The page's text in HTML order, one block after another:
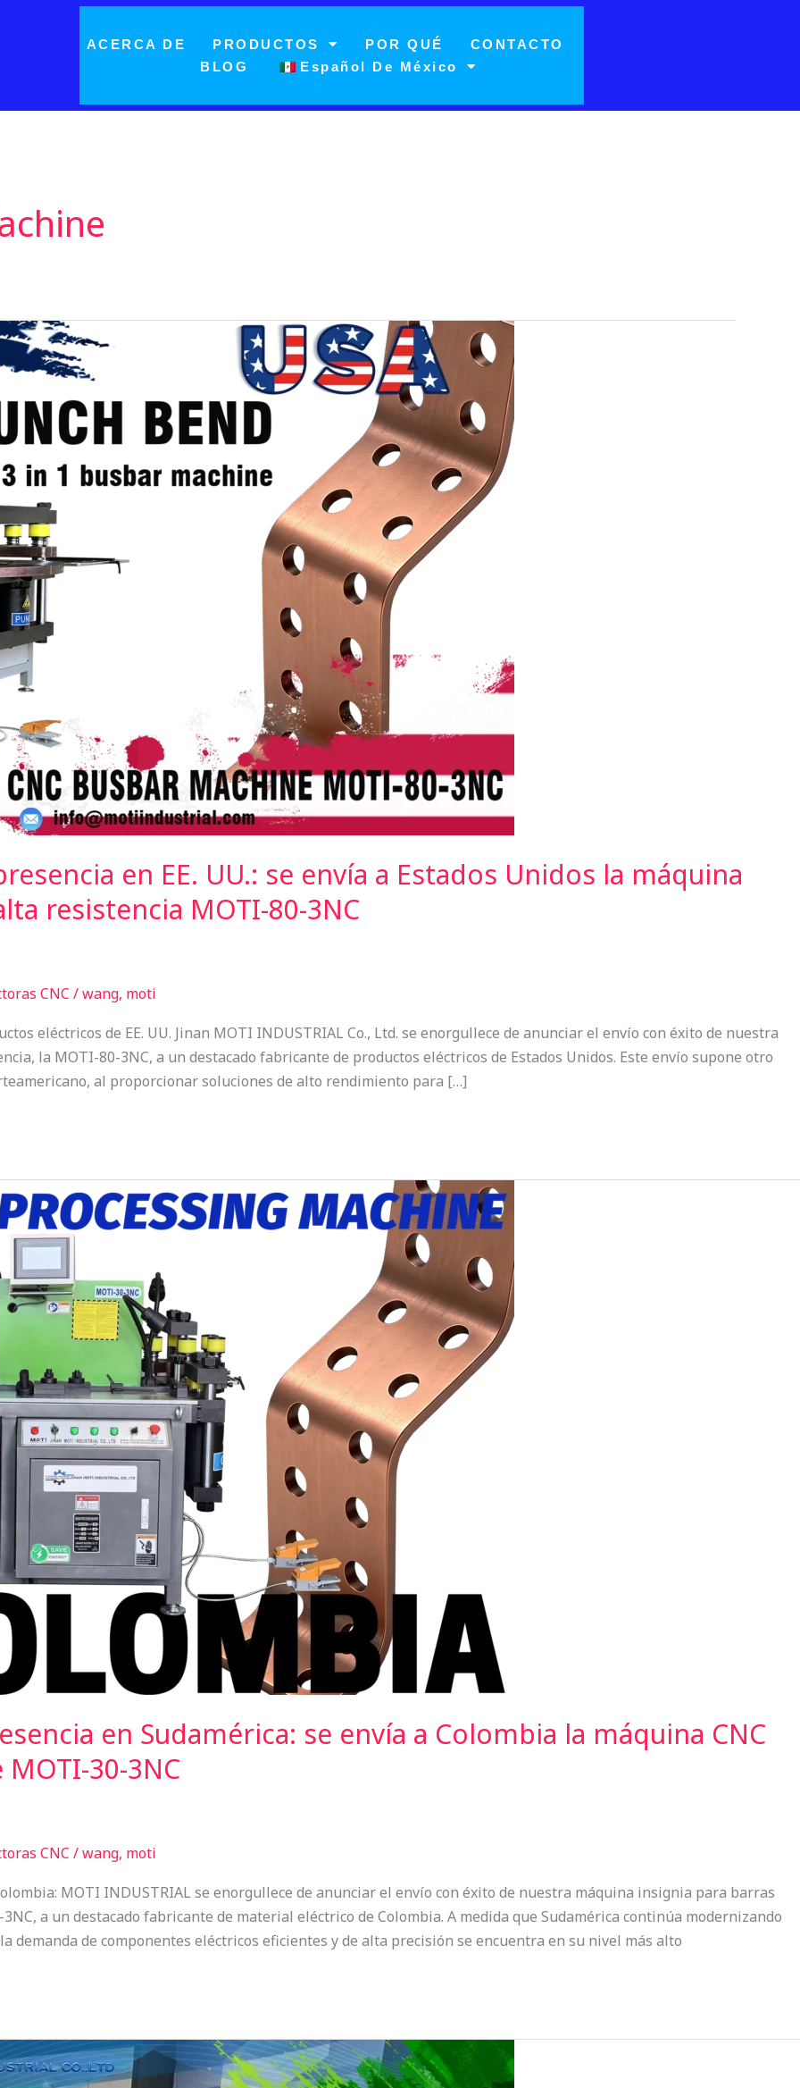
ACERCA DE PRODUCTOS POR QUÉ
CONTACTO
BLOG
Español De México
en EE. UU.: se envía a Estados Unidos la máquina
resistencia MOTI-80-3NC
CNC /wang, moti
eléctricos de EE. UU. Jinan MOTI INDUSTRIAL Co., Ltd. se enorgullece de anunciar el envío con éxito de nuestra
la MOTI-80-3NC, a un destacado fabricante de productos eléctricos de Estados Unidos. Este envío supone otro
al proporcionar soluciones de alto rendimiento para […]
en Sudamérica: se envía a Colombia la máquina CNC
30-3NC
CNC /wang, moti
MOTI INDUSTRIAL se enorgullece de anunciar el envío con éxito de nuestra máquina insignia para barras
a un destacado fabricante de material eléctrico de Colombia. A medida que Sudamérica continúa modernizando
demanda de componentes eléctricos eficientes y de alta precisión se encuentra en su nivel más alto